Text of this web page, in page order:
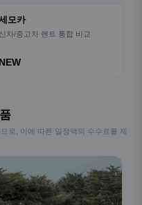
모카
신차/중고차 렌트 통합 비교
NEW
로, 이에 따른 일정액의 수수료를 제